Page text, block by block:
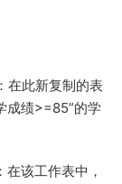
在此新复制的表
成绩>=85”的学
该工作表中，